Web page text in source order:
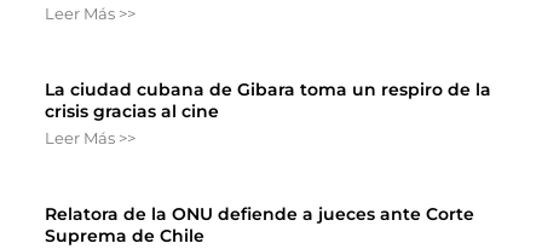
Leer Más >>
La ciudad cubana de Gibara toma un respiro de la
crisis gracias al cine
Leer Más >>
Relatora de la ONU defiende a jueces ante Corte
Suprema de Chile